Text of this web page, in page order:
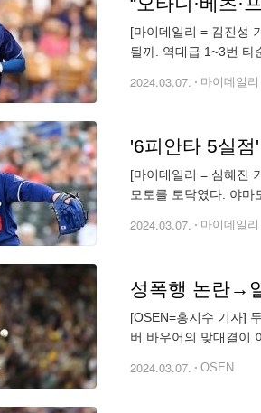
[마이데일리 = 김진성
될까. 역대급 1~3번 타
2024.03.07. 마이데일리
'6피안타 5실
[마이데일리 = 심혜진
모토를 토닥였다. 야마
2024.03.07. 마이데일리
[OSEN=홍지수 기자]
버 바우어의 맞대결이
2024.03.07. OSEN